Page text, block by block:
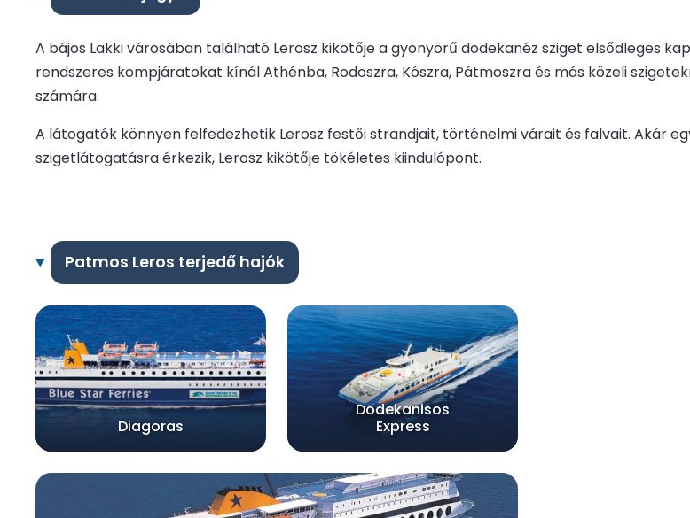
A bájos Lakki városában található Lerosz kikötője a gyönyörű dodekanéz sziget elsődleges
rendszeres kompjáratokat kínál Athénba, Rodoszra, Kószra, Pátmoszra és más közeli
számára.
A látogatók könnyen felfedezhetik Lerosz festői strandjait, történelmi várait és falvait. Akár
szigetlátogatásra érkezik, Lerosz kikötője tökéletes kiindulópont.
Patmos Leros terjedő hajók
Diagoras
Dodekanisos
Express